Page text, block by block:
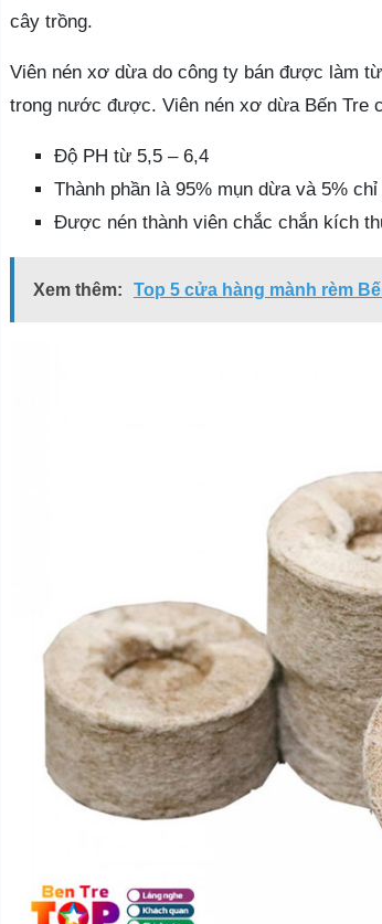
cây trồng.
Viên nén xơ dừa do công ty bán được làm
trong nước được. Viên nén xơ dừa Bến Tre
Độ PH từ 5,5 – 6,4
Thành phần là 95% mụn dừa và 5%
Được nén thành viên chắc chắn kích
Xem thêm: Top 5 cửa hàng mành rèm